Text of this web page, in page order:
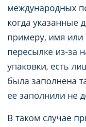
международных
когда указанные
примеру, имя или
пересылке из-за
упаковки, есть
была заполнена
ее заполнили не
В таком случае